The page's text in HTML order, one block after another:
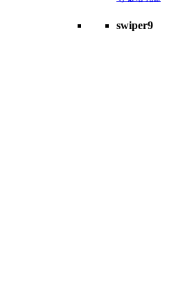
swiper9